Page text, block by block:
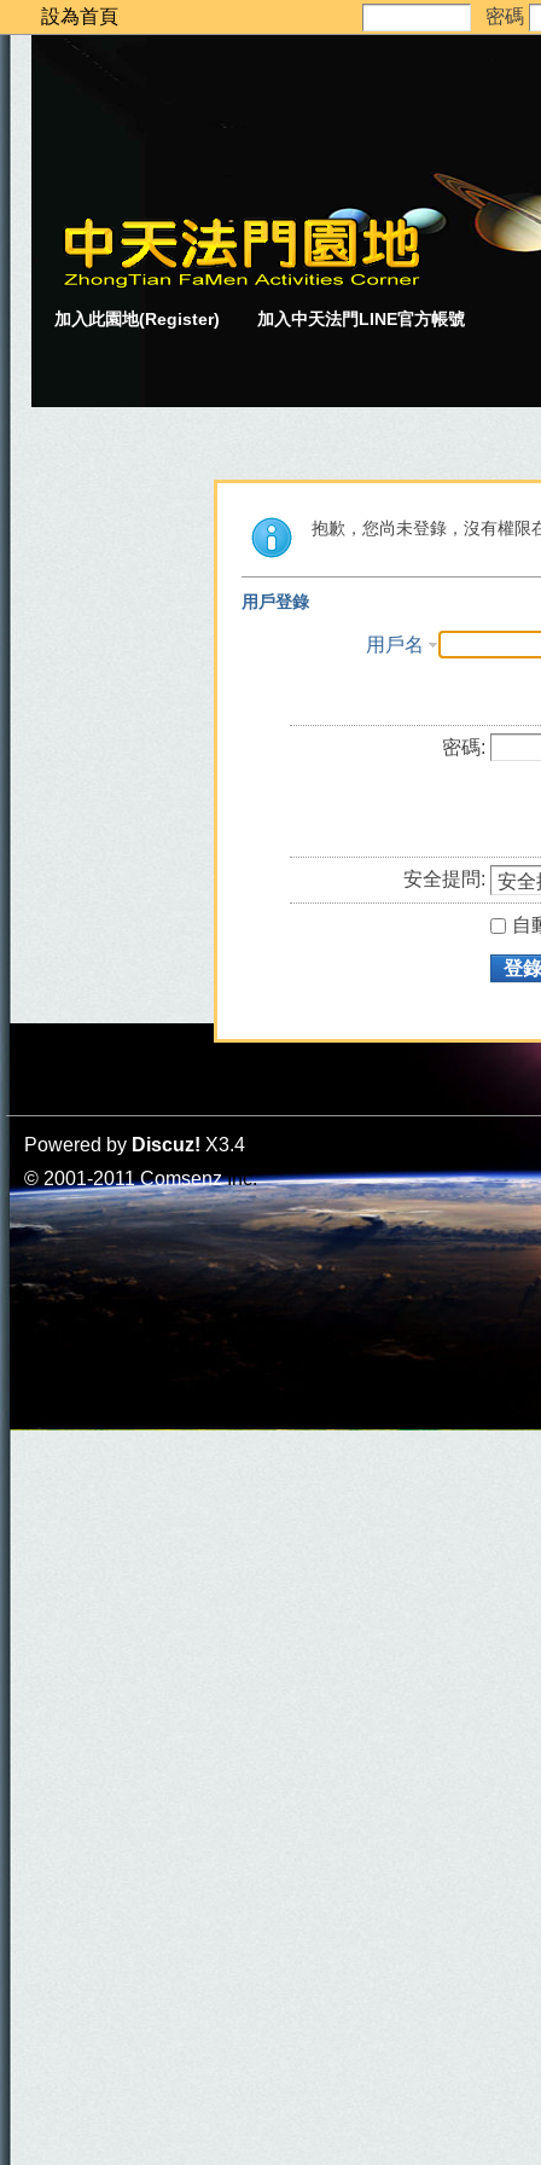
設為首頁 密碼
加入此園地(Register) 加入中天法門LINE官方帳號
抱歉，您尚未登錄，沒有權限
用戶登錄
用戶名
密碼:
安全提問:
自
登錄
Powered by Discuz! X3.4
© 2001-2011ComsenzInc.